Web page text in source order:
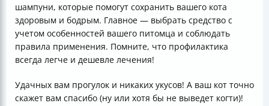
шампуни, которые помогут сохранить вашего кота
здоровым и бодрым. Главное — выбрать средство с
учетом особенностей вашего питомца и соблюдать
правила применения. Помните, что профилактика
всегда легче и дешевле лечения!
Удачных вам прогулок и никаких укусов! А ваш кот точно
скажет вам спасибо (ну или хотя бы не выведет когти)!